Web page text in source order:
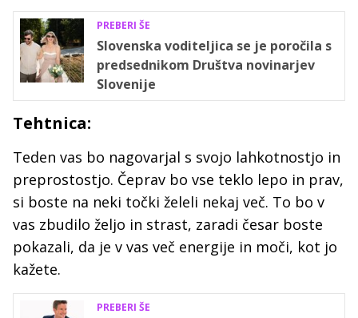
PREBERI ŠE
Slovenska voditeljica se je poročila s
predsednikom Društva novinarjev
Slovenije
Tehtnica:
Teden vas bo nagovarjal s svojo lahkotnostjo in
preprostostjo. Čeprav bo vse teklo lepo in prav,
si boste na neki točki želeli nekaj več. To bo v
vas zbudilo željo in strast, zaradi česar boste
pokazali, da je v vas več energije in moči, kot jo
kažete.
PREBERI ŠE